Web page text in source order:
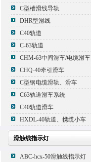
C型槽滑线导轨
DHR型滑线
C40轨道
C-63轨道
CHM-63中间滑车/电缆滑车
CHQ-40牵引滑车
C型钢电缆滑轨、滑车
C63轨道滑车系统
C40轨道滑车
HXDL-40轨道、携缆小车
滑触线指示灯
ABC-hcx-50滑触线指示灯